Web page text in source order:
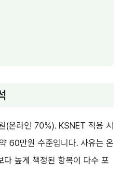
(온라인 70%). KSNET 적용 시
60만원 수준입니다. 사유는 온
다 높게 책정된 항목이 다수 포